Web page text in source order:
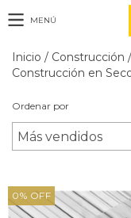
MENÚ
Inicio / Construcción /
Construcción en
Ordenar por
0% OFF